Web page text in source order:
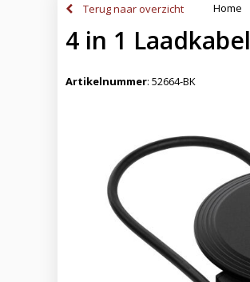
Terug naar overzicht Home
4 in 1 Laadkabel
Artikelnummer: 52664-BK